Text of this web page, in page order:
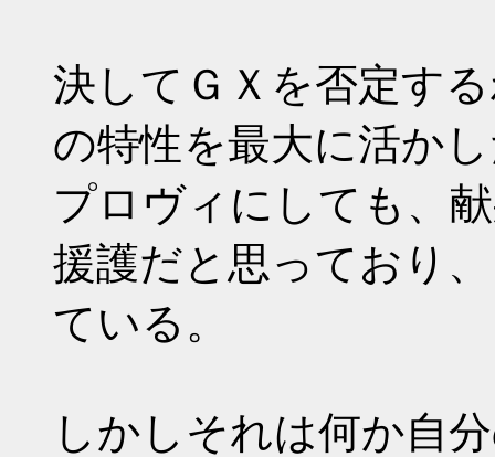
決してＧＸを否定す
の特性を最大に活か
プロヴィにしても、
援護だと思っており
ている。
しかしそれは何か自